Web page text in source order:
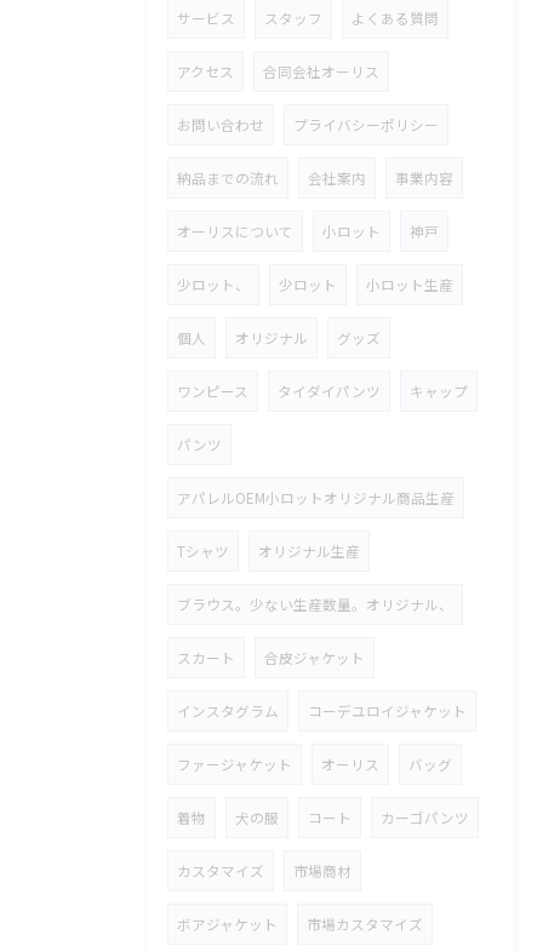
サービス スタッフ よくある質問
アクセス 合同会社オーリス
お問い合わせ プライバシーポリシー
納品までの流れ 会社案内 事業内容
オーリスについて 小ロット 神戸
少ロット、 少ロット 小ロット生産
個人 オリジナル グッズ
ワンピース タイダイパンツ キャップ
パンツ
アパレルOEM小ロットオリジナル商品生産
Tシャツ オリジナル生産
ブラウス。少ない生産数量。オリジナル、
スカート 合皮ジャケット
インスタグラム コーデユロイジャケット
ファージャケット オーリス バッグ
着物 犬の服 コート カーゴパンツ
カスタマイズ 市場商材
ボアジャケット 市場カスタマイズ